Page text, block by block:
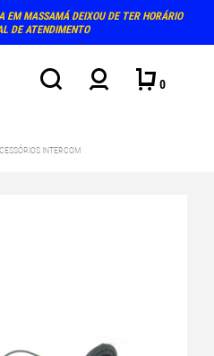
MASSAMÁ DEIXOU DE TER HORÁRIO
DE ATENDIMENTO
0
INTERCOM